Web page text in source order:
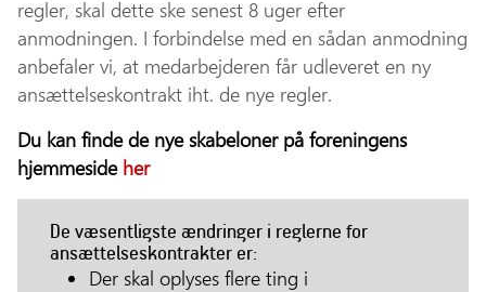
regler, skal dette ske senest 8 uger efter
anmodningen. I forbindelse med en sådan anmodning
anbefaler vi, at medarbejderen får udleveret en ny
ansættelseskontrakt iht. de nye regler.
Du kan finde de nye skabeloner på foreningens
hjemmeside her
De væsentligste ændringer i reglerne for
ansættelseskontrakter er:
Der skal oplyses flere ting i